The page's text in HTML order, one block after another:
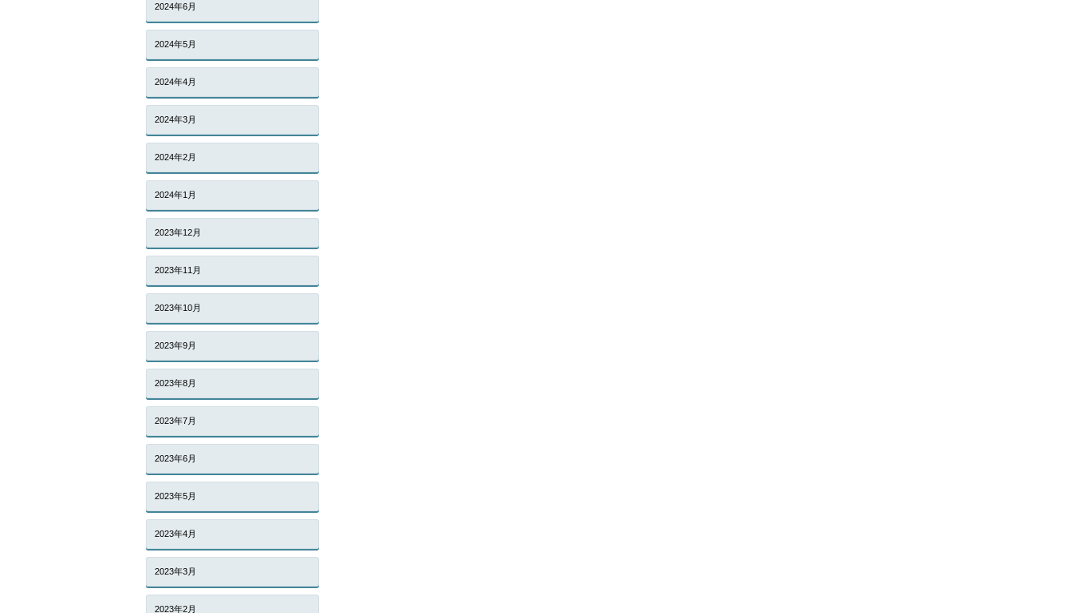
2024年6月
2024年5月
2024年4月
2024年3月
2024年2月
2024年1月
2023年12月
2023年11月
2023年10月
2023年9月
2023年8月
2023年7月
2023年6月
2023年5月
2023年4月
2023年3月
2023年2月